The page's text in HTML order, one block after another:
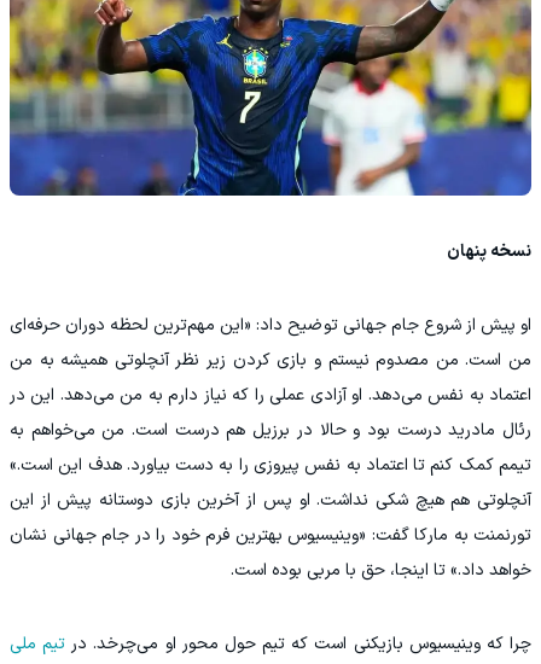
نسخه پنهان
او پیش از شروع جام جهانی توضیح داد: «این مهم‌ترین لحظه دوران حرفه‌ای
من است. من مصدوم نیستم و بازی کردن زیر نظر آنچلوتی همیشه به من
اعتماد به‌ نفس می‌دهد. او آزادی‌ عملی را که نیاز دارم به من می‌دهد. این در
رئال مادرید درست بود و حالا در برزیل هم درست است. من می‌خواهم به
تیمم کمک کنم تا اعتماد به‌ نفس پیروزی را به دست بیاورد. هدف این است.»
آنچلوتی هم هیچ شکی نداشت. او پس از آخرین بازی دوستانه پیش از این
تورنمنت به مارکا گفت: «وینیسیوس بهترین فرم خود را در جام جهانی نشان
خواهد داد.» تا اینجا، حق با مربی بوده است.
چرا که وینیسیوس بازیکنی است که تیم حول محور او می‌چرخد. در تیم ملی